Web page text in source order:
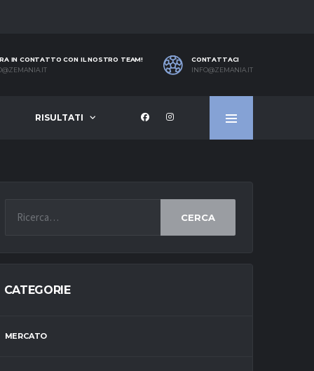
IN CONTATTO CON IL NOSTRO TEAM!
CONTATTACI
INFO@ZEMANIA.IT
RISULTATI
CERCA
CATEGORIE
MERCATO